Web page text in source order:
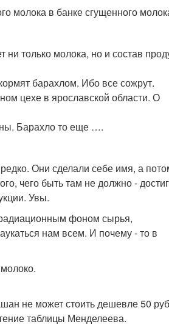
молока в банке сгущенного
ни только молока, но и состав
барахлом. Ибо все сожрут.
цехе в ярославской области. О
Барахло то еще ….
Они сделали себе имя, а
чего быть там не должно -
Увы.
фоном сырья,
нам всем. И почему - то в
не может стоить дешевле 50
таблицы Менделеева.